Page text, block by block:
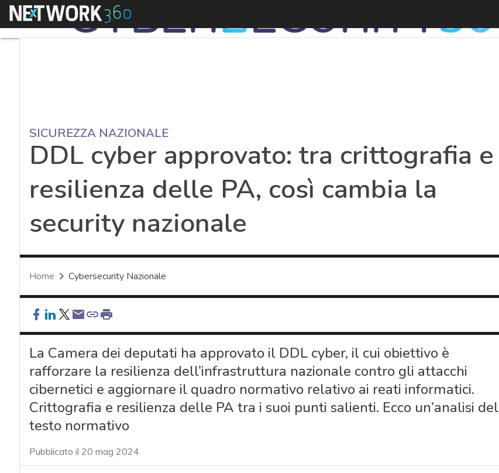
Menu
SICUREZZA NAZIONALE
DDL cyber approvato: tra crittografia e
resilienza delle PA, così cambia la
security nazionale
Home Cybersecurity Nazionale
La Camera dei deputati ha approvato il DDL cyber, il cui obiettivo è
rafforzare la resilienza dell’infrastruttura nazionale contro gli attacchi
cibernetici e aggiornare il quadro normativo relativo ai reati informatici.
Crittografia e resilienza delle PA tra i suoi punti salienti. Ecco un’analisi del
testo normativo
Pubblicato il 20 mag 2024